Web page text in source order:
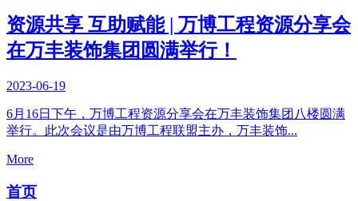
资源共享 互助赋能 | 万博工程资源分享会
在万丰装饰集团圆满举行！
2023-06-19
6月16日下午，万博工程资源分享会在万丰装饰集团八楼圆满
举行。此次会议是由万博工程联盟主办，万丰装饰...
More
首页